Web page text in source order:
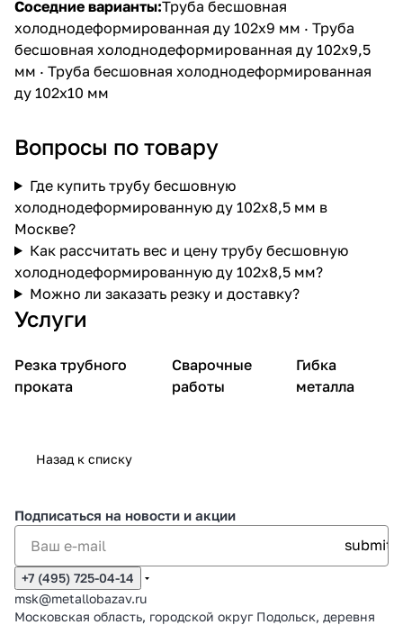
Соседние варианты:Труба бесшовная
холоднодеформированная ду 102х9 мм · Труба
бесшовная холоднодеформированная ду 102х9,5
мм · Труба бесшовная холоднодеформированная
ду 102х10 мм
Вопросы по товару
Где купить трубу бесшовную
холоднодеформированную ду 102х8,5 мм в
Москве?
Как рассчитать вес и цену трубу бесшовную
холоднодеформированную ду 102х8,5 мм?
Можно ли заказать резку и доставку?
Услуги
Резка трубного
проката
Сварочные
работы
Гибка
металла
Назад к списку
Подписаться на новости и акции
+7 (495) 725-04-14
msk@metallobazav.ru
Московская область, городской округ Подольск, деревня